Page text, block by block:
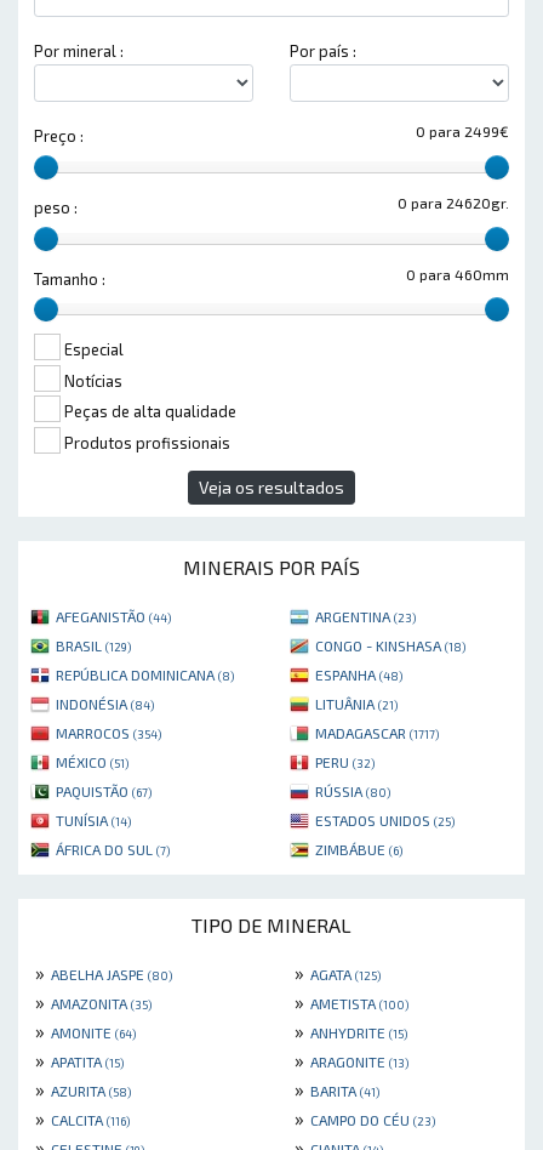
Por mineral : Por país :
0 para 2499€
Preço :
0 para 24620gr.
peso :
0 para 460mm
Tamanho :
Especial
Notícias
Peças de alta qualidade
Produtos profissionais
Veja os resultados
MINERAIS POR PAÍS
AFEGANISTÃO (44) ARGENTINA (23)
BRASIL (129) CONGO - KINSHASA (18)
REPÚBLICA DOMINICANA (8) ESPANHA (48)
INDONÉSIA (84) LITUÂNIA (21)
MARROCOS (354) MADAGASCAR (1717)
MÉXICO (51) PERU (32)
PAQUISTÃO (67) RÚSSIA (80)
TUNÍSIA (14) ESTADOS UNIDOS (25)
ÁFRICA DO SUL (7) ZIMBÁBUE (6)
TIPO DE MINERAL
» ABELHA JASPE (80) » AGATA (125)
» AMAZONITA (35) » AMETISTA (100)
» AMONITE (64) » ANHYDRITE (15)
» APATITA (15) » ARAGONITE (13)
» AZURITA (58) » BARITA (41)
» CALCITA (116) » CAMPO DO CÉU (23)